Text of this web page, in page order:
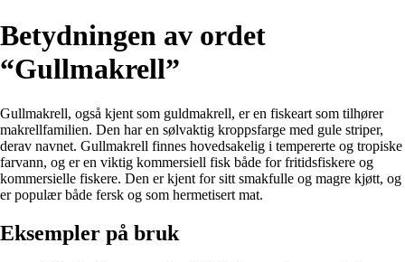
Betydningen av ordet
“Gullmakrell”
Gullmakrell, også kjent som guldmakrell, er en fiskeart som tilhører
makrellfamilien. Den har en sølvaktig kroppsfarge med gule striper,
derav navnet. Gullmakrell finnes hovedsakelig i tempererte og tropiske
farvann, og er en viktig kommersiell fisk både for fritidsfiskere og
kommersielle fiskere. Den er kjent for sitt smakfulle og magre kjøtt, og
er populær både fersk og som hermetisert mat.
Eksempler på bruk